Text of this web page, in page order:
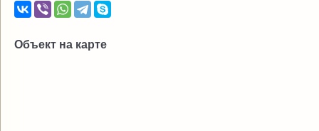
Объект на карте